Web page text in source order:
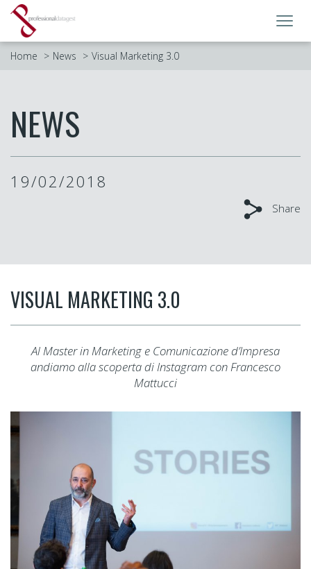
Home News Visual Marketing 3.0
NEWS
19/02/2018
Share
VISUAL MARKETING 3.0
Al Master in Marketing e Comunicazione d’Impresa
andiamo alla scoperta di Instagram con Francesco
Mattucci